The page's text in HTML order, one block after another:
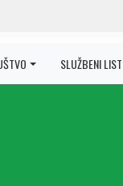
SLUŽBENI LIST